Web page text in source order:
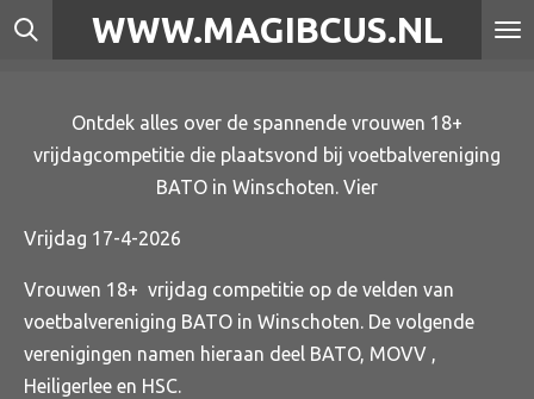
Ga
direct
hoofdinhoud
WWW.MAGIBCUS.NL
Ontdek alles over de spannende vrouwen 18+
vrijdagcompetitie die plaatsvond bij voetbalvereniging
BATO in Winschoten. Vier
Vrijdag 17-4-2026
Vrouwen 18+ vrijdag competitie op de velden van
voetbalvereniging BATO in Winschoten. De volgende
verenigingen namen hieraan deel BATO, MOVV ,
Heiligerlee en HSC.